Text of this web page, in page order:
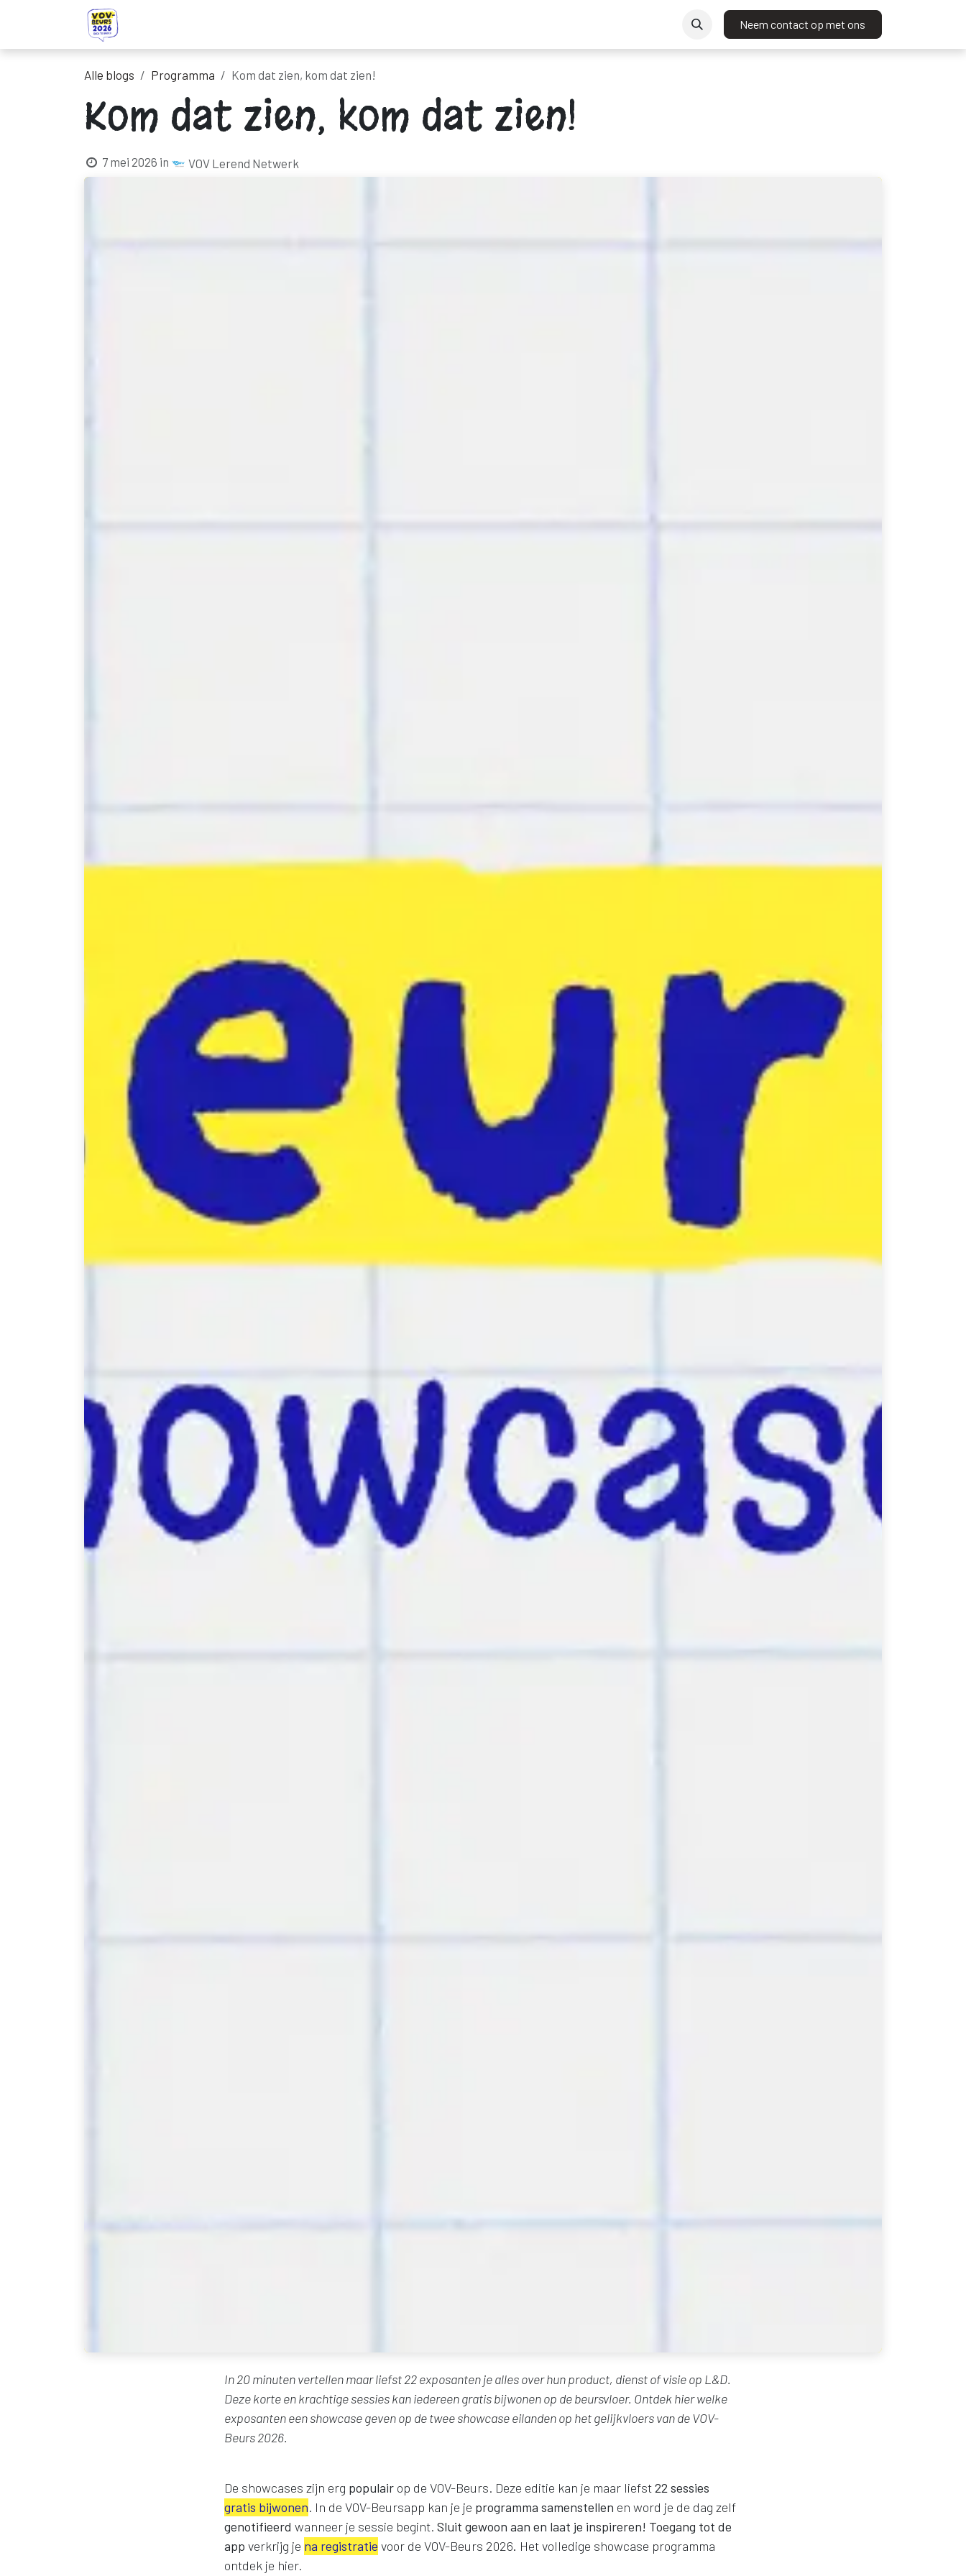
Overslaan naar inhoud
Neem contact op met ons
Alle blogs Programma Kom dat zien, kom dat zien!
Kom dat zien, kom dat zien!
7 mei 2026 in VOV Lerend Netwerk
In 20 minuten vertellen maar liefst 22 exposanten je alles over hun product, dienst of visie op L&D.
Deze korte en krachtige sessies kan iedereen gratis bijwonen op de beursvloer. Ontdek hier welke
exposanten een showcase geven op de twee showcase eilanden op het gelijkvloers van de VOV-
Beurs 2026.
De showcases zijn erg populair op de VOV-Beurs. Deze editie kan je maar liefst22 sessies
gratis bijwonen. In de VOV-Beursapp kan je je programma samenstellen en word je de dag zelf
genotifieerd wanneer je sessie begint. Sluit gewoon aan en laat je inspireren! Toegang tot de
app verkrijg je na registratie voor de VOV-Beurs 2026. Het volledige showcase programma
ontdek je hier.